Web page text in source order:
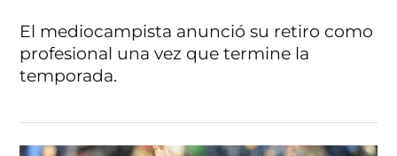
El mediocampista anunció su retiro como
profesional una vez que termine la
temporada.